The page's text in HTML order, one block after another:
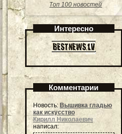
Топ 100 новостей
Интересно
Комментарии
Новость: Вышивка гладью
как искусство
Кирилл Николаевич
написал: